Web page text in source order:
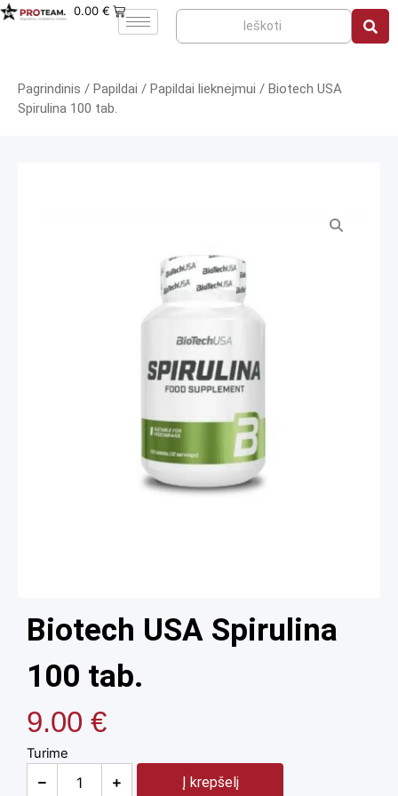
0.00€
Pagrindinis / Papildai / Papildai lieknėjmui / Biotech USA
Spirulina 100 tab.
Biotech USA Spirulina
100 tab.
9.00 €
Turime
Į krepšelį